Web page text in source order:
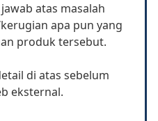
atas masalah
apa pun yang
produk tersebut.
di atas sebelum
eksternal.